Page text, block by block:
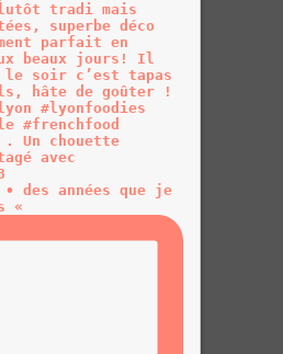
des années que je
«